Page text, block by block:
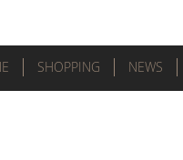
SHOPPING NEWS